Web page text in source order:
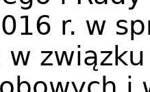
r. w
w